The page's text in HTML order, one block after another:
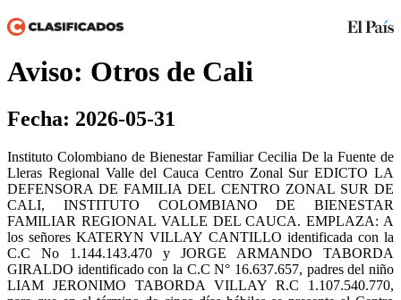
Aviso: Otros de Cali
Fecha: 2026-05-31
Instituto Colombiano de Bienestar Familiar Cecilia De la Fuente de
Lleras Regional Valle del Cauca Centro Zonal Sur EDICTO LA
DEFENSORA DE FAMILIA DEL CENTRO ZONAL SUR DE
CALI, INSTITUTO COLOMBIANO DE BIENESTAR
FAMILIAR REGIONAL VALLE DEL CAUCA. EMPLAZA: A
los señores KATERYN VILLAY CANTILLO identificada con la
C.C No 1.144.143.470 y JORGE ARMANDO TABORDA
GIRALDO identificado con la C.C N° 16.637.657, padres del niño
LIAM JERONIMO TABORDA VILLAY R.C 1.107.540.770,